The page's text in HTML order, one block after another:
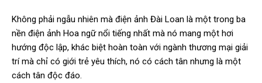
Không phải ngẫu nhiên mà điện ảnh Đài Loan là một trong ba
nền điện ảnh Hoa ngữ nổi tiếng nhất mà nó mang một hơi
hướng độc lập, khác biệt hoàn toàn với ngành thương mại giải
trí mà chỉ có giới trẻ yêu thích, nó có cách tân nhưng là một
cách tân độc đáo.